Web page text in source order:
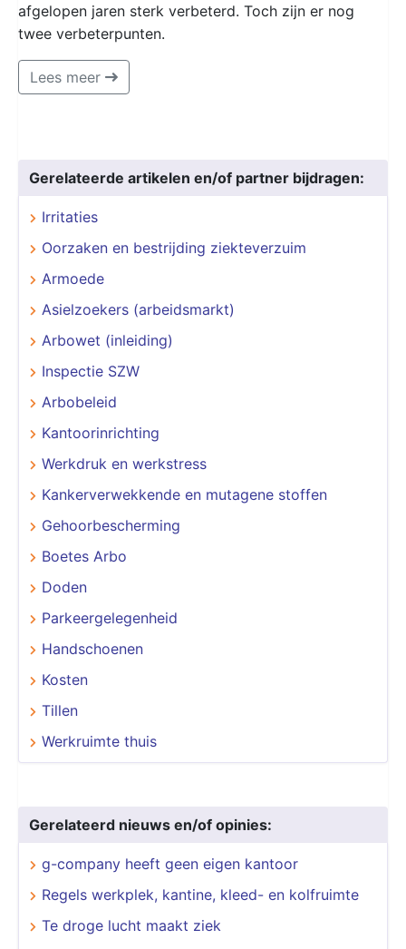
afgelopen jaren sterk verbeterd. Toch zijn er nog
twee verbeterpunten.
Lees meer
Gerelateerde artikelen en/of partner bijdragen:
Irritaties
Oorzaken en bestrijding ziekteverzuim
Armoede
Asielzoekers (arbeidsmarkt)
Arbowet (inleiding)
Inspectie SZW
Arbobeleid
Kantoorinrichting
Werkdruk en werkstress
Kankerverwekkende en mutagene stoffen
Gehoorbescherming
Boetes Arbo
Doden
Parkeergelegenheid
Handschoenen
Kosten
Tillen
Werkruimte thuis
Gerelateerd nieuws en/of opinies:
g-company heeft geen eigen kantoor
Regels werkplek, kantine, kleed- en kolfruimte
Te droge lucht maakt ziek